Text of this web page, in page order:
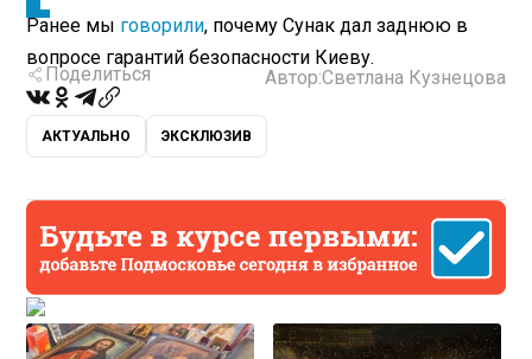
Ранее мы говорили, почему Сунак дал заднюю в
вопросе гарантий безопасности Киеву.
Поделиться Автор:Светлана Кузнецова
АКТУАЛЬНО ЭКСКЛЮЗИВ